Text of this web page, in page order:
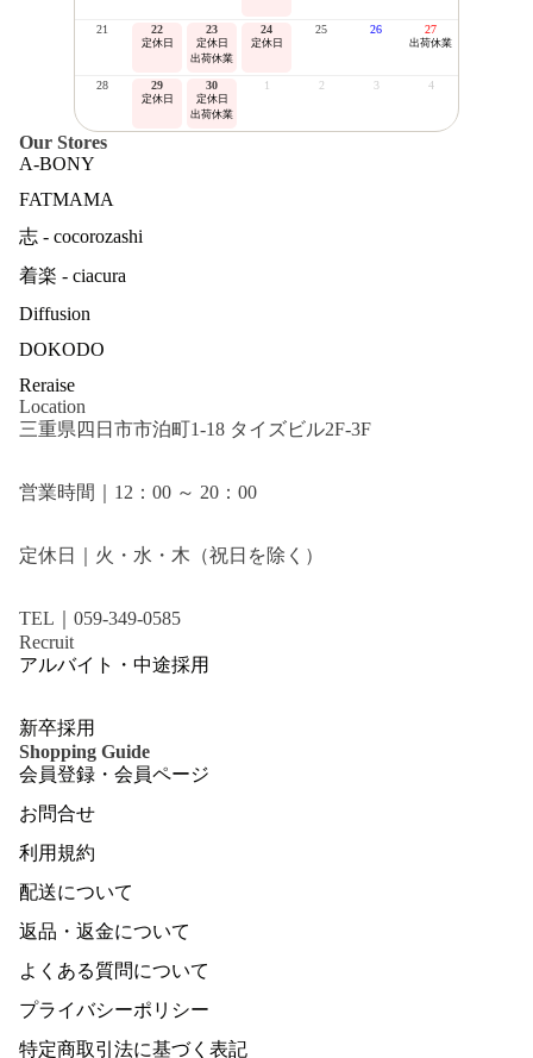
21 22
定休日
23
定休日
出荷休業
24
定休日
25 26 27
出荷休業
28 29
定休日
30
定休日
出荷休業
1 2 3 4
Our Stores
A-BONY
FATMAMA
志 - cocorozashi
着楽 - ciacura
Diffusion
DOKODO
Reraise
Location
三重県四日市市泊町1-18 タイズビル2F-3F
営業時間｜12：00 ～ 20：00
定休日｜火・水・木（祝日を除く）
TEL｜059-349-0585
Recruit
アルバイト・中途採用
新卒採用
Shopping Guide
会員登録・会員ページ
お問合せ
利用規約
配送について
返品・返金について
よくある質問について
プライバシーポリシー
特定商取引法に基づく表記